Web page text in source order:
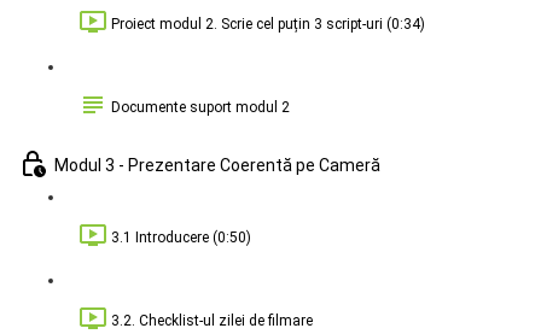
Proiect modul 2. Scrie cel puțin 3 script-uri (0:34)
Documente suport modul 2
Modul 3 - Prezentare Coerentă pe Cameră
3.1 Introducere (0:50)
3.2. Checklist-ul zilei de filmare